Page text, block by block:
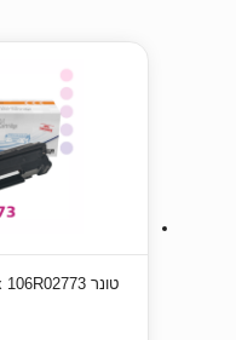
טונר Xerox 106R02773 שחור תואם